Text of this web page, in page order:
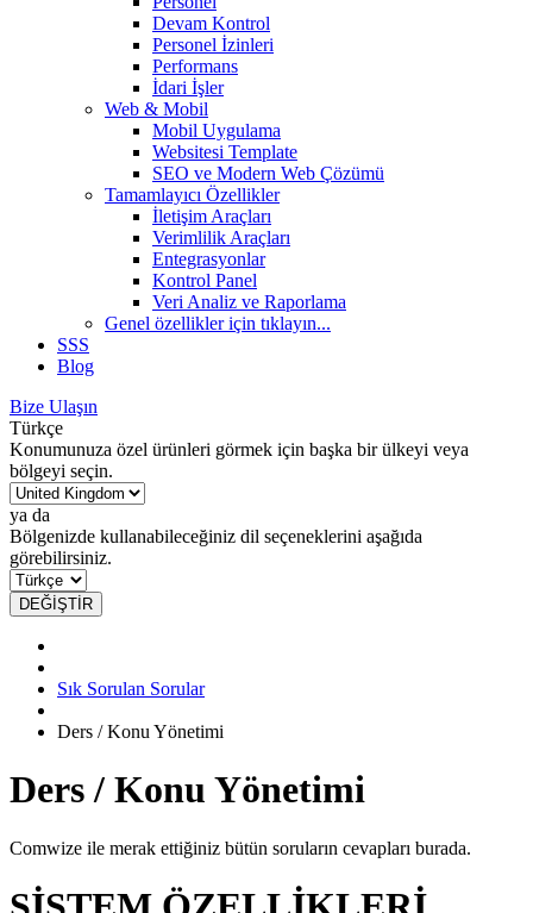
Devam Kontrol
Personel İzinleri
Performans
İdari İşler
Web & Mobil
Mobil Uygulama
Websitesi Template
SEO ve Modern Web Çözümü
Tamamlayıcı Özellikler
İletişim Araçları
Verimlilik Araçları
Entegrasyonlar
Kontrol Panel
Veri Analiz ve Raporlama
Genel özellikleriçin tıklayın...
SSS
Blog
Bize Ulaşın
Türkçe
Konumunuza özel ürünleri görmek için başka bir ülkeyi veya
bölgeyi seçin.
ya da
Bölgenizde kullanabileceğiniz dil seçeneklerini aşağıda
görebilirsiniz.
DEĞİŞTİR
Sık Sorulan Sorular
Ders / Konu Yönetimi
Ders / Konu Yönetimi
Comwize ile merak ettiğiniz bütün soruların cevapları burada.